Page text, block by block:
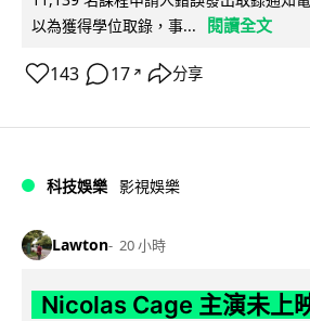
以為獲得學位取錄，事...
閱讀全文
143 17 ↗ 分享
科技娛樂 影視娛樂
Lawton 20 小時
Nicolas Cage 主演未上